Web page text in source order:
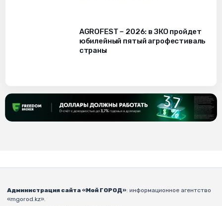
AGROFEST – 2026: в ЗКО пройдет
юбилейный пятый агрофестиваль
страны
Администрация сайта «Мой ГОРОД»: информационное агентство
«mgorod.kz».